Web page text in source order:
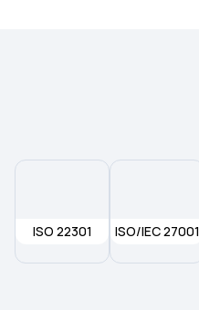
ISO 22301 ISO/IEC 27001